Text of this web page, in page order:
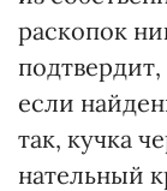
раскопок
если
так, кучка
нательный